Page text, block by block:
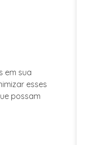
em sua
esses
possam